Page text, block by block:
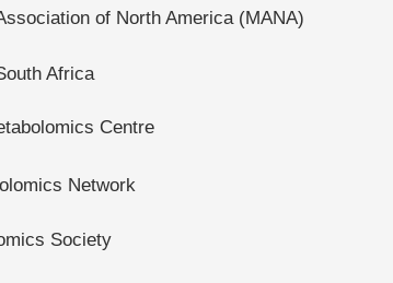
of North America (MANA)
Africa
Centre
Network
Society